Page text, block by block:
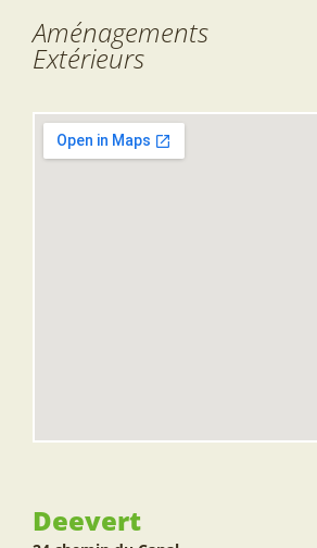
Aménagements
Extérieurs
Deevert